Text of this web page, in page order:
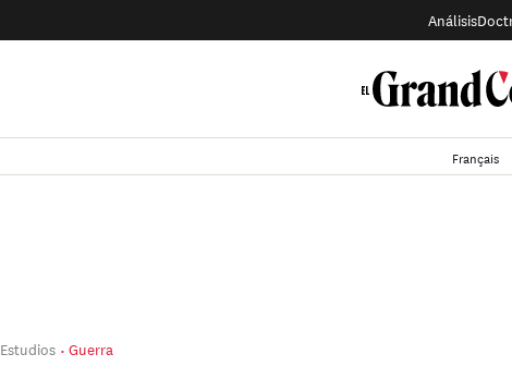
Análisis
Français
Estudios Guerra